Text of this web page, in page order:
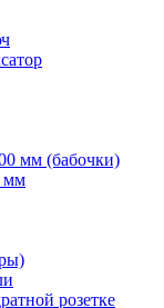
мм (бабочки)
мм
розетке